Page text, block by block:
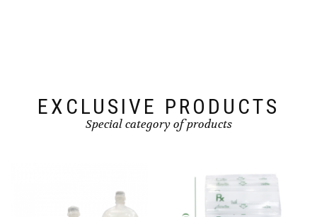
EXCLUSIVE PRODUCTS
Special category of products